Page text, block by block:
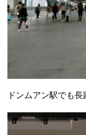
ドンムアン駅でも長